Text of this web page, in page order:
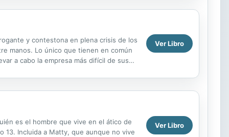
y contestona en plena crisis de los
manos. Lo único que tienen en común
a cabo la empresa más difícil de sus
Ver Libro
es el hombre que vive en el ático de
13. Incluida a Matty, que aunque no vive
Ver Libro